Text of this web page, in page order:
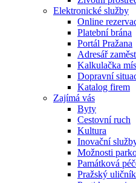
Elektronické služby
Online
Platební brána
Portál Pražana
Adresář
Kalkulačka
Dopravní
Katalog firem
Zajímá vás
Byty
Cestovní ruch
Kultura
Inovační
Možnosti
Památková
Pražský uličník